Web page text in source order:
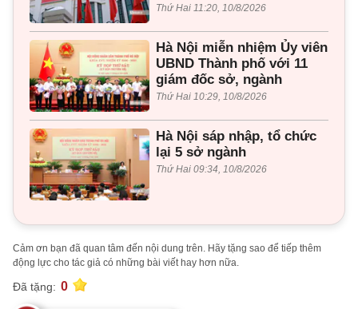
Thứ Hai 11:20, 10/8/2026
Hà Nội miễn nhiệm Ủy viên
UBND Thành phố với 11
giám đốc sở, ngành
Thứ Hai 10:29, 10/8/2026
Hà Nội sáp nhập, tổ chức
lại 5 sở ngành
Thứ Hai 09:34, 10/8/2026
Cảm ơn bạn đã quan tâm đến nội dung trên. Hãy tặng sao để tiếp thêm
động lực cho tác giả có những bài viết hay hơn nữa.
Đã tặng: 0